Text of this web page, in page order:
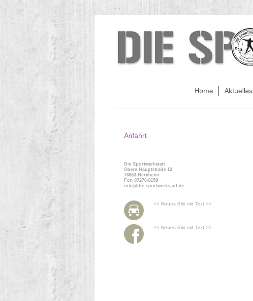
Home Aktuelles
Anfahrt
Die Sportwerkstatt
Obere Hauptstraße 12
76863 Herxheim
Fon 07276-8158
info@die-sportwerkstatt.de
<< Neues Bild mit Text >>
<< Neues Bild mit Text >>